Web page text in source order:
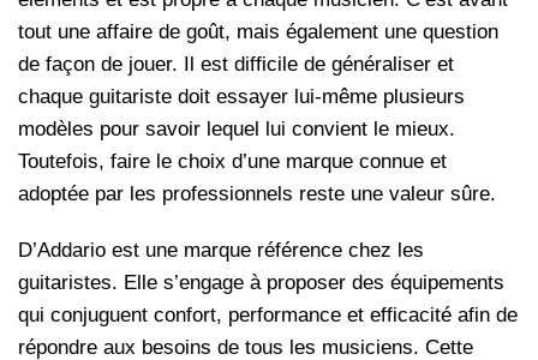
tout une affaire de goût, mais également une question
de façon de jouer. Il est difficile de généraliser et
chaque guitariste doit essayer lui-même plusieurs
modèles pour savoir lequel lui convient le mieux.
Toutefois, faire le choix d’une marque connue et
adoptée par les professionnels reste une valeur sûre.
D’Addario est une marque référence chez les
guitaristes. Elle s’engage à proposer des équipements
qui conjuguent confort, performance et efficacité afin de
répondre aux besoins de tous les musiciens. Cette